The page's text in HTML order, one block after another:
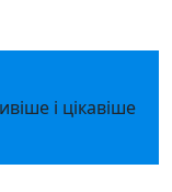
і цікавіше